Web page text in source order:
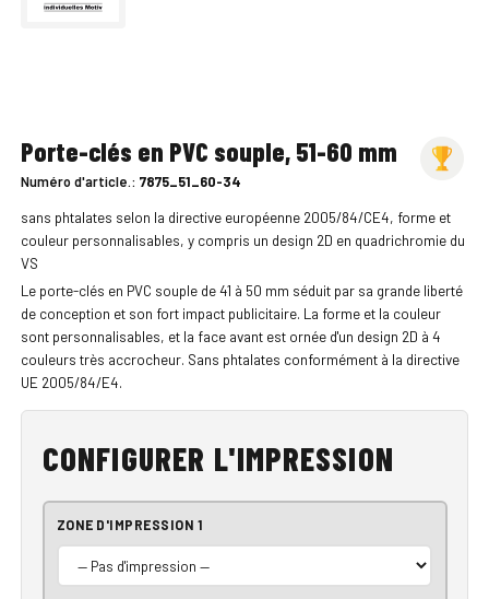
Porte-clés en PVC souple, 51-60 mm
Numéro d'article.: 7875_51_60-34
sans phtalates selon la directive européenne 2005/84/CE4, forme et
couleur personnalisables, y compris un design 2D en quadrichromie du
VS
Le porte-clés en PVC souple de 41 à 50 mm séduit par sa grande liberté
de conception et son fort impact publicitaire. La forme et la couleur
sont personnalisables, et la face avant est ornée d'un design 2D à 4
couleurs très accrocheur. Sans phtalates conformément à la directive
UE 2005/84/E4.
CONFIGURER L'IMPRESSION
ZONE D'IMPRESSION 1